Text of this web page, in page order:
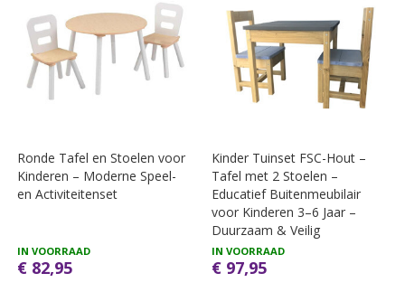
Ronde Tafel en Stoelen voor
Kinderen – Moderne Speel-
en Activiteitenset
IN VOORRAAD
€ 82,95
Kinder Tuinset FSC-Hout –
Tafel met 2 Stoelen –
Educatief Buitenmeubilair
voor Kinderen 3–6 Jaar –
Duurzaam & Veilig
IN VOORRAAD
€ 97,95